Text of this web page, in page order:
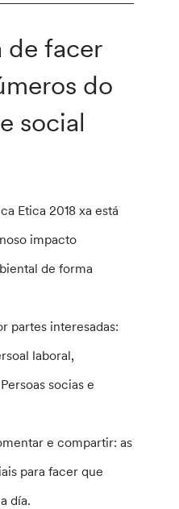
de facer
do
social
Etica 2018 xa está
impacto
de forma
partes interesadas:
laboral,
socias e
e compartir: as
para facer que
día.